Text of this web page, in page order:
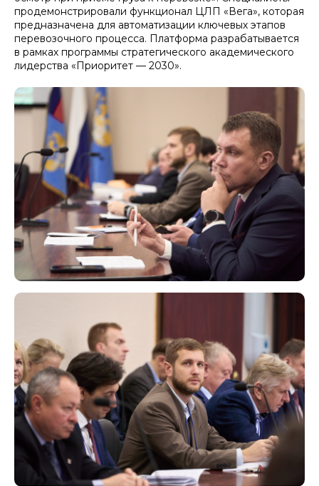
продемонстрировали функционал ЦЛП «Вега», которая
предназначена для автоматизации ключевых этапов
перевозочного процесса. Платформа разрабатывается
в рамках программы стратегического академического
лидерства «Приоритет — 2030».